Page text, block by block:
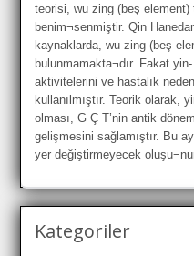
teorisi, wu zing (beş element)
benim¬senmiştir. Qin
kaynaklarda, wu zing (beş
bulunmamakta¬dır. Fakat
aktivitelerini ve hastalık
kullanılmıştır. Teorik olarak,
olması, G Ç T’nin antik
gelişmesini sağlamıştır. Bu
yer değiştirmeyecek
Kategoriler